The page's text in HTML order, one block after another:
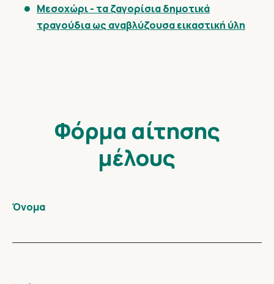
Μεσοχώρι - τα ζαγορίσια δημοτικά
τραγούδια ως αναβλύζουσα εικαστική ύλη
Φόρμα αίτησης
μέλους
Όνομα